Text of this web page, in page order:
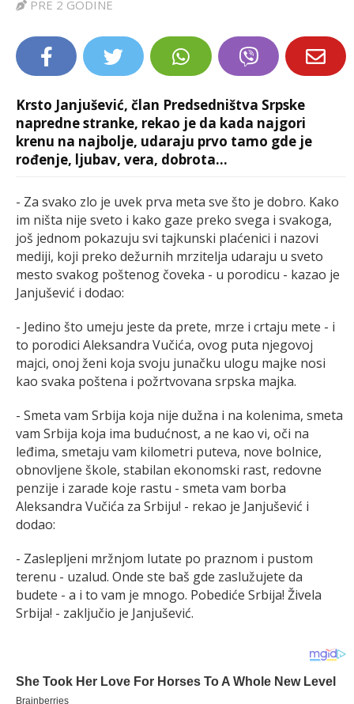
EXTRA
PRE 2 GODINE
Krsto Janjušević, član Predsedništva Srpske
napredne stranke, rekao je da kada najgori
krenu na najbolje, udaraju prvo tamo gde je
rođenje, ljubav, vera, dobrota...
- Za svako zlo je uvek prva meta sve što je dobro. Kako
im ništa nije sveto i kako gaze preko svega i svakoga,
još jednom pokazuju svi tajkunski plaćenici i nazovi
mediji, koji preko dežurnih mrzitelja udaraju u sveto
mesto svakog poštenog čoveka - u porodicu - kazao je
Janjušević i dodao:
- Jedino što umeju jeste da prete, mrze i crtaju mete - i
to porodici Aleksandra Vučića, ovog puta njegovoj
majci, onoj ženi koja svoju junačku ulogu majke nosi
kao svaka poštena i požrtvovana srpska majka.
- Smeta vam Srbija koja nije dužna i na kolenima, smeta
vam Srbija koja ima budućnost, a ne kao vi, oči na
leđima, smetaju vam kilometri puteva, nove bolnice,
obnovljene škole, stabilan ekonomski rast, redovne
penzije i zarade koje rastu - smeta vam borba
Aleksandra Vučića za Srbiju! - rekao je Janjušević i
dodao:
- Zaslepljeni mržnjom lutate po praznom i pustom
terenu - uzalud. Onde ste baš gde zaslužujete da
budete - a i to vam je mnogo. Pobediće Srbija! Živela
Srbija! - zaključio je Janjušević.